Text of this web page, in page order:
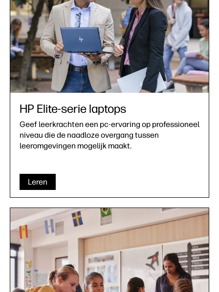
HP Elite-serie laptops
Geef leerkrachten een pc-ervaring op professioneel
niveau die de naadloze overgang tussen
leeromgevingen mogelijk maakt.
Leren